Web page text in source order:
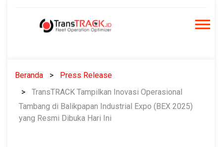
Beranda
Press Release
TransTRACK Tampilkan Inovasi Operasional
Tambang di Balikpapan Industrial Expo (BEX 2025)
yang Resmi Dibuka Hari Ini